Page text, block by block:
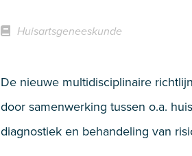
Huisartsgeneeskunde
De nieuwe multidisciplinaire
door samenwerking tussen o.a.
diagnostiek en behandeling van